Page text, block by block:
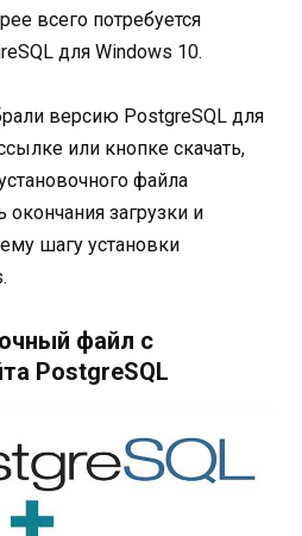
всего потребуется
для Windows 10.
версию PostgreSQL для
или кнопке скачать,
файла
загрузки и
шагу установки
файл с
PostgreSQL